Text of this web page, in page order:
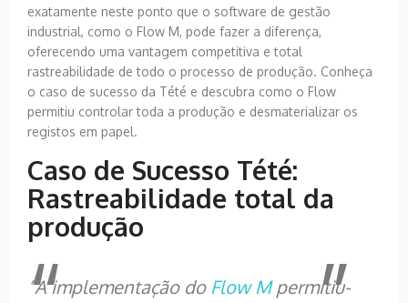
exatamente neste ponto que o software de gestão
industrial, como o Flow M, pode fazer a diferença,
oferecendo uma vantagem competitiva e total
rastreabilidade de todo o processo de produção. Conheça
o caso de sucesso da Tété e descubra como o Flow
permitiu controlar toda a produção e desmaterializar os
registos em papel.
Caso de Sucesso Tété:
Rastreabilidade total da
produção
“A implementação doFlow Mpermitiu-